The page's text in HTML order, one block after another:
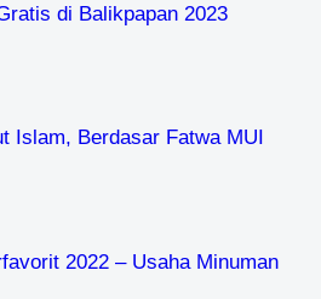
di Balikpapan 2023
Islam, Berdasar Fatwa MUI
2022 – Usaha Minuman